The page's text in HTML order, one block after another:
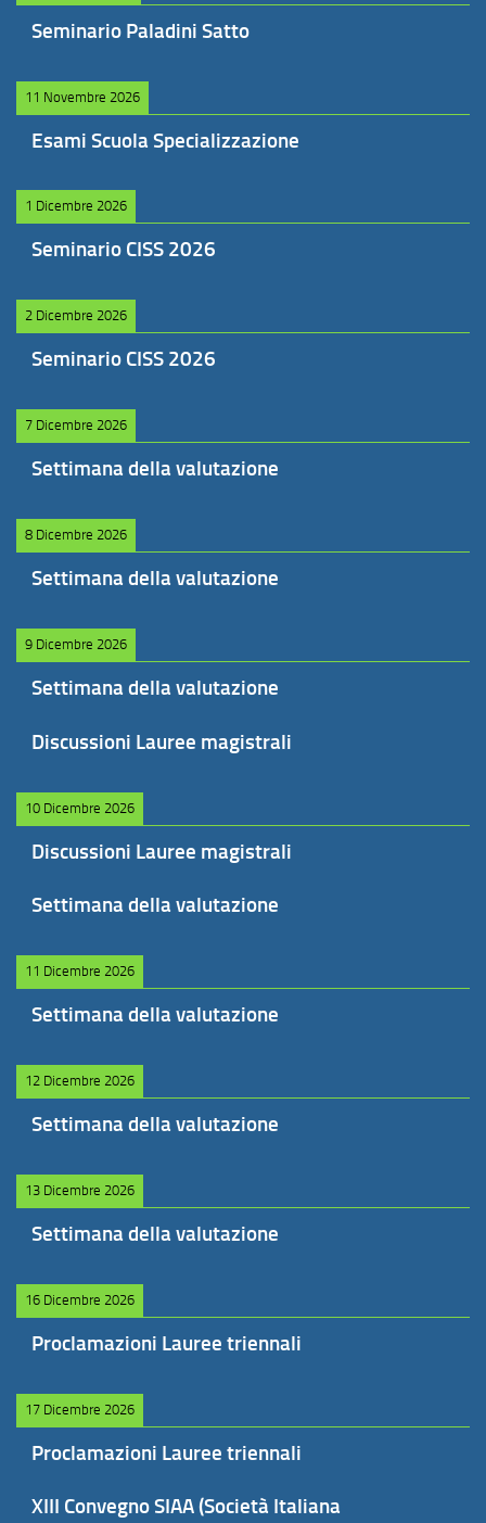
Seminario Paladini Satto
11 Novembre 2026
Esami Scuola Specializzazione
1 Dicembre 2026
Seminario CISS 2026
2 Dicembre 2026
Seminario CISS 2026
7 Dicembre 2026
Settimana della valutazione
8 Dicembre 2026
Settimana della valutazione
9 Dicembre 2026
Settimana della valutazione
Discussioni Lauree magistrali
10 Dicembre 2026
Discussioni Lauree magistrali
Settimana della valutazione
11 Dicembre 2026
Settimana della valutazione
12 Dicembre 2026
Settimana della valutazione
13 Dicembre 2026
Settimana della valutazione
16 Dicembre 2026
Proclamazioni Lauree triennali
17 Dicembre 2026
Proclamazioni Lauree triennali
XIII Convegno SIAA (Società Italiana